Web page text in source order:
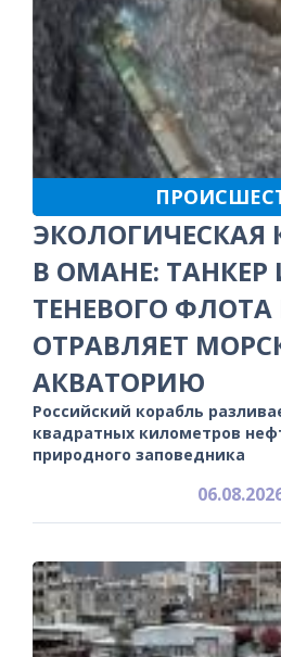
ЭКОЛОГИЧЕСКАЯ
В ОМАНЕ: ТАНКЕР
ТЕНЕВОГО
ОТРАВЛЯЕТ
АКВАТОРИЮ
Российский корабль
квадратных километров
природного заповедника